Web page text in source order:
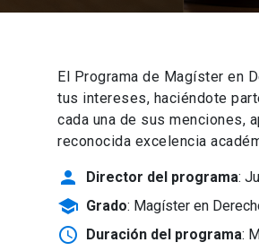
El Programa de Magíster en
tus intereses, haciéndote
cada una de sus menciones,
reconocida excelencia
person Director del programa:
school Grado: Magíster en
schedule Duración del programa: